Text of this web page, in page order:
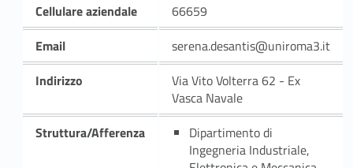
Cellulare aziendale
66659
Email
serena.desantis@uniroma3.it
Indirizzo
Via Vito Volterra 62 - Ex
Vasca Navale
Struttura/Afferenza
Dipartimento di
Ingegneria Industriale,